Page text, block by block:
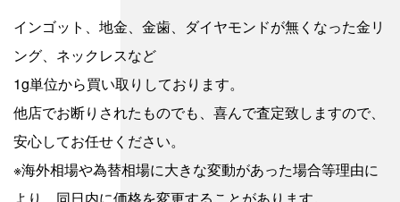
インゴット、地金、金歯、ダイヤモンドが無くなった金リ
ング、ネックレスなど
1g単位から買い取りしております。
他店でお断りされたものでも、喜んで査定致しますので、
安心してお任せください。
※海外相場や為替相場に大きな変動があった場合等理由に